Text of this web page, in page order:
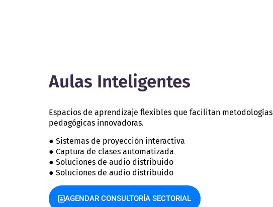
Aulas Inteligentes
Espacios de aprendizaje flexibles que facilitan metodologías
pedagógicas innovadoras.
● Sistemas de proyección interactiva
● Captura de clases automatizada
● Soluciones de audio distribuido
● Soluciones de audio distribuido
AGENDAR CONSULTORÍA SECTORIAL